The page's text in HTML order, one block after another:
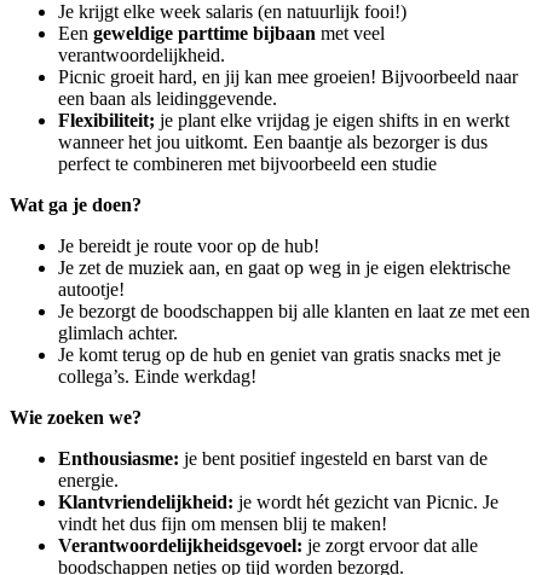
Je krijgt elke week salaris (en natuurlijk fooi!)
Een geweldige parttime bijbaan met veel
verantwoordelijkheid.
Picnic groeit hard, en jij kan mee groeien! Bijvoorbeeld naar
een baan als leidinggevende.
Flexibiliteit; je plant elke vrijdag je eigen shifts in en werkt
wanneer het jou uitkomt. Een baantje als bezorger is dus
perfect te combineren met bijvoorbeeld een studie
Wat ga je doen?
Je bereidt je route voor op de hub!
Je zet de muziek aan, en gaat op weg in je eigen elektrische
autootje!
Je bezorgt de boodschappen bij alle klanten en laat ze met een
glimlach achter.
Je komt terug op de hub en geniet van gratis snacks met je
collega’s. Einde werkdag!
Wie zoeken we?
Enthousiasme: je bent positief ingesteld en barst van de
energie.
Klantvriendelijkheid: je wordt hét gezicht van Picnic. Je
vindt het dus fijn om mensen blij te maken!
Verantwoordelijkheidsgevoel: je zorgt ervoor dat alle
boodschappen netjes op tijd worden bezorgd.